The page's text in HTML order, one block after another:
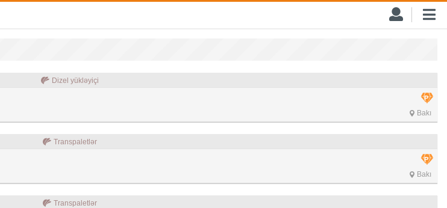
Dizel yükləyiçi
Bakı
Transpaletlər
Bakı
Transpaletlər